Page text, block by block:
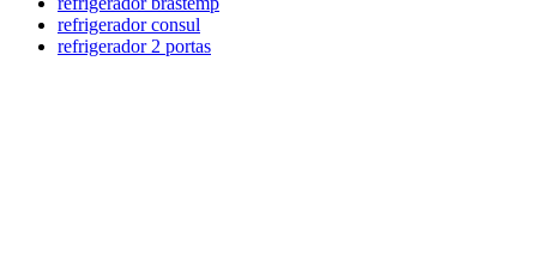
refrigerador consul
refrigerador 2 portas